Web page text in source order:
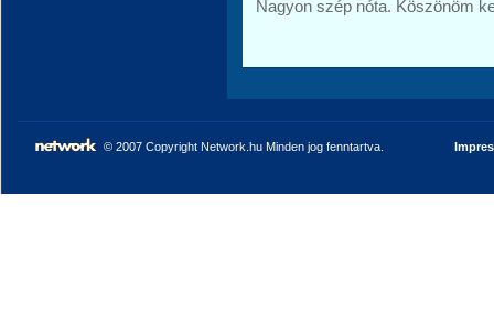
Nagyon szép nóta. Köszönöm
© 2007 Copyright Network.hu Minden jog fenntartva.